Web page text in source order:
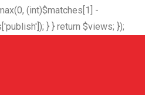
(int)$matches[1] -
} } return $views; });